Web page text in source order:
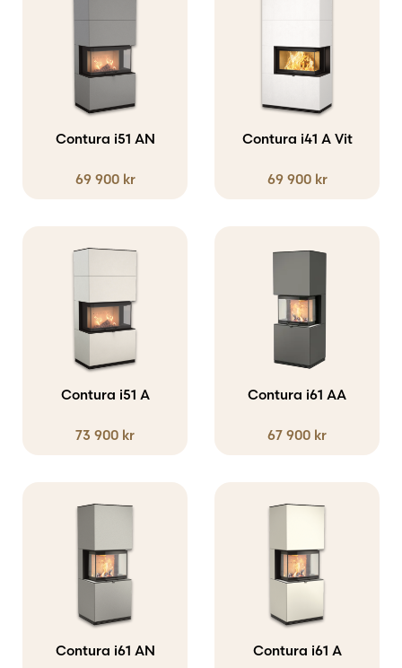
Contura i51 AN
69 900 kr
Contura i41 A Vit
69 900 kr
produkten
flera
varianter.
olika
produktsidan
Contura i51 A
73 900 kr
Contura i61 AA
67 900 kr
Contura i61 AN Contura i61 A